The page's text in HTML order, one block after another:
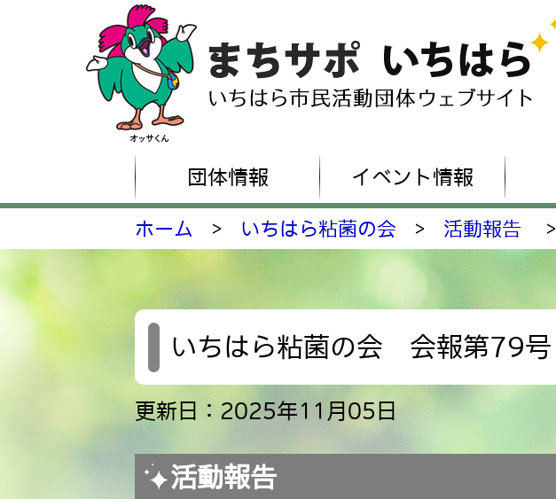
団体情報 イベント情報
ホーム > いちはら粘菌の会 > 活動報告 >
いちはら粘菌の会 会報第79号
更新日：2025年11月05日
活動報告